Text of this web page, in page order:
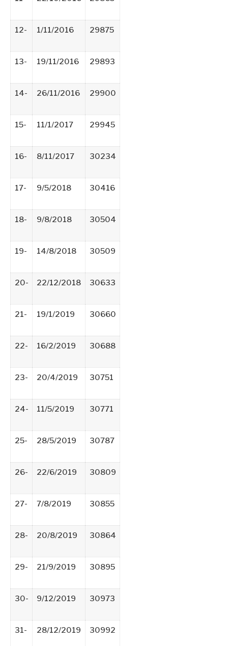
12- 1/11/2016 29875
13- 19/11/2016 29893
14- 26/11/2016 29900
15- 11/1/2017 29945
16- 8/11/2017 30234
17- 9/5/2018 30416
18- 9/8/2018 30504
19- 14/8/2018 30509
20- 22/12/2018 30633
21- 19/1/2019 30660
22- 16/2/2019 30688
23- 20/4/2019 30751
24- 11/5/2019 30771
25- 28/5/2019 30787
26- 22/6/2019 30809
27- 7/8/2019 30855
28- 20/8/2019 30864
29- 21/9/2019 30895
30- 9/12/2019 30973
31- 28/12/2019 30992